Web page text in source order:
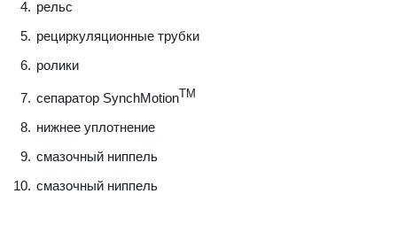
рельс
рециркуляционные трубки
ролики
сепаратор SynchMotion TM
нижнее уплотнение
смазочный ниппель
смазочный ниппель